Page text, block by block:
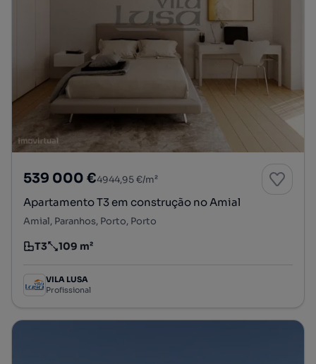
539 000 €4944,95 €/m²
Apartamento T3 em construção no Amial
Amial, Paranhos, Porto, Porto
Tipologia
T3
Preço por metro quadrado
109 m²
VILA LUSA
Profissional